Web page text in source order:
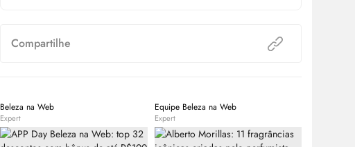
Compartilhe
Beleza na Web
Expert
Equipe Beleza na Web
Expert